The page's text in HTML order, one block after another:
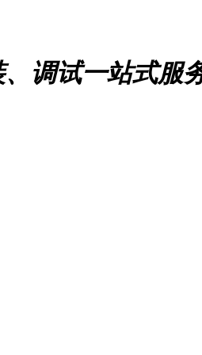
调试一站式服